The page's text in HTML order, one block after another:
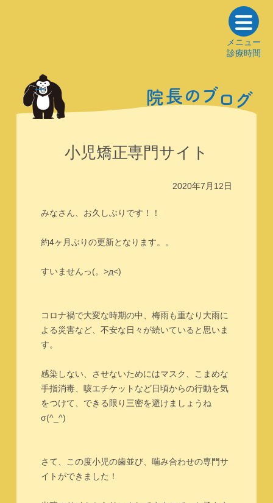
メニュー
診療時間
院長 の ブロ グ
小児矯正専門サイト
2020年7月12日
みなさん、お久しぶりです！！
約4ヶ月ぶりの更新となります。。
すいませんっ(。>д<)
コロナ禍で大変な時期の中、梅雨も重なり大雨に
よる災害など、不安な日々が続いていると思いま
す。
感染しない、させないためにはマスク、こまめな
手指消毒、咳エチケットなど日頃からの行動を気
をつけて、できる限り三密を避けましょうね
σ(^_^)
さて、この度小児の歯並び、噛み合わせの専門サ
イトができました！